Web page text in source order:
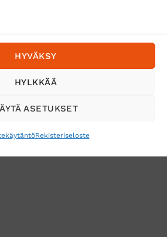
HYVÄKSY
HYLKKÄÄ
ASETUKSET
Rekisteriseloste